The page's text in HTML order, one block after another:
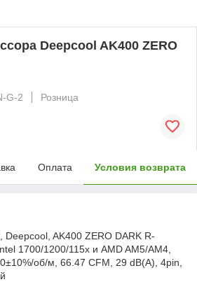
Deepcool AK400 ZERO
G-2
Розница
Оплата Условия возврата
Deepcool, AK400 ZERO DARK R-
1700/1200/115х и AMD AM5/AM4,
об/м, 66.47 CFM, 29 dB(A), 4pin,